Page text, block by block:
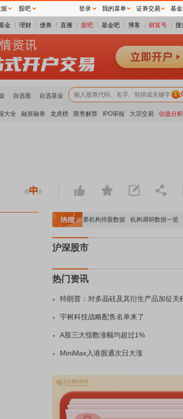
金 理财 债券 直播 股吧 基金吧 博客 财富号 搜
自选股 自选基金 1
大全 融资融券 龙虎榜 限售解禁 IPO审核 大宗交易 估值分析
A股估值分析全览 重要机构持股数据 机构调研数据一览
沪深股市
热门资讯
特朗普：对多晶硅及其衍生产品加征关
宇树科技战略配售名单来了
A股三大指数涨幅均超过1%
MiniMax入港股通次日大涨
据 股吧 登录 我的菜单 证券交易 基